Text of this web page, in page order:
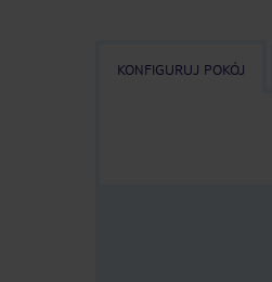
KONFIGURUJ POKÓJ